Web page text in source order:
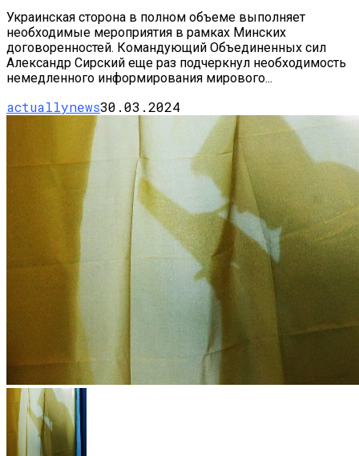
Украинская сторона в полном объеме выполняет
необходимые мероприятия в рамках Минских
договоренностей. Командующий Объединенных сил
Александр Сирский еще раз подчеркнул необходимость
немедленного информирования мирового...
actuallynews30.03.2024